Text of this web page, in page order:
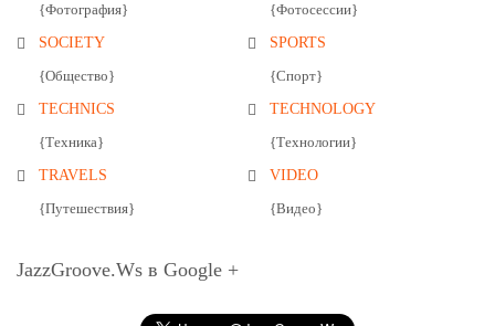
{Фотография}
{Фотосессии}
SOCIETY
{Общество}
SPORTS
{Спорт}
TECHNICS
{Техника}
TECHNOLOGY
{Технологии}
TRAVELS
{Путешествия}
VIDEO
{Видео}
JazzGroove.Ws в Google +